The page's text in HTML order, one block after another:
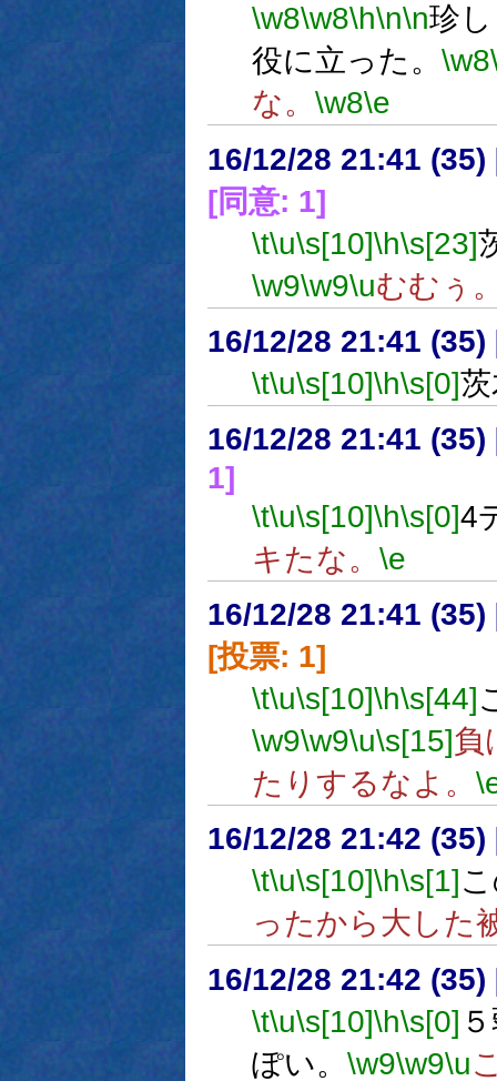
\w8\w8\h\n\n珍
役に立った。 \w8
な。 \w8\e
16/12/28 21:41 (35)
[同意: 1]
\t\u\s[10]\h\s[23]
\w9\w9\uむむぅ
16/12/28 21:41 (35)
\t\u\s[10]\h\s[0]
16/12/28 21:41 (35)
1]
\t\u\s[10]\h\s[0]4
キたな。 \e
16/12/28 21:41 (35)
[投票: 1]
\t\u\s[10]\h\s[44]
\w9\w9\u\s[15]負
たりするなよ。
16/12/28 21:42 (35)
\t\u\s[10]\h\s[1]
ったから大した
16/12/28 21:42 (35)
\t\u\s[10]\h\s[0]
ぽい。 \w9\w9\u